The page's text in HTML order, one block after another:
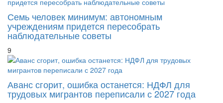
Семь человек минимум: автономным
учреждениям придется пересобрать
наблюдательные советы
9
Аванс сгорит, ошибка останется: НДФЛ для
трудовых мигрантов переписали с 2027 года